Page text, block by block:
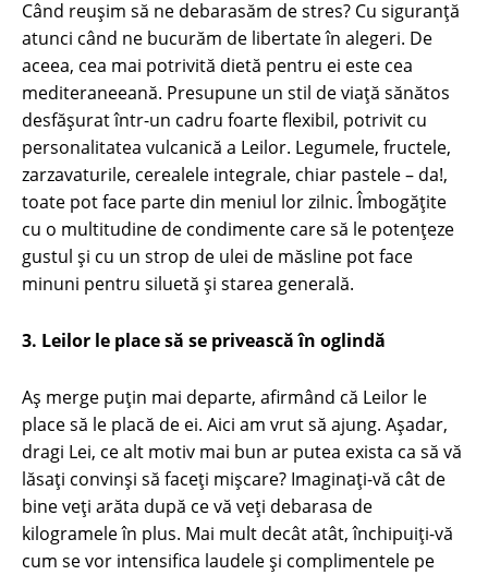
Când reușim să ne debarasăm de stres? Cu siguranță
atunci când ne bucurăm de libertate în alegeri. De
aceea, cea mai potrivită dietă pentru ei este cea
mediteraneeană. Presupune un stil de viață sănătos
desfășurat într-un cadru foarte flexibil, potrivit cu
personalitatea vulcanică a Leilor. Legumele, fructele,
zarzavaturile, cerealele integrale, chiar pastele – da!,
toate pot face parte din meniul lor zilnic. Îmbogățite
cu o multitudine de condimente care să le potențeze
gustul și cu un strop de ulei de măsline pot face
minuni pentru siluetă și starea generală.
3. Leilor le place să se privească în oglindă
Aș merge puțin mai departe, afirmând că Leilor le
place să le placă de ei. Aici am vrut să ajung. Așadar,
dragi Lei, ce alt motiv mai bun ar putea exista ca să vă
lăsați convinși să faceți mișcare? Imaginați-vă cât de
bine veți arăta după ce vă veți debarasa de
kilogramele în plus. Mai mult decât atât, închipuiți-vă
cum se vor intensifica laudele și complimentele pe